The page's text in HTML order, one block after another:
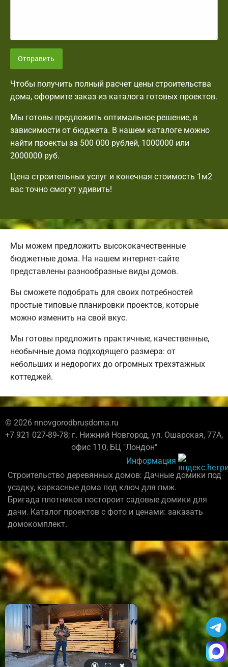
Отправить
Чтобы получить полный расчет цены строительства
дома, оформите заказ из каталога готовых проектов.
Мы готовы предложить оптимальное решение, в
зависимости от бюджета. В нашем каталоге можно
найти проекты за 500 000 рублей, 1000000 или
2000000 руб.
Цена строительных услуг и конечная стоимость 1м2
вас точно смогут удивить!
Мы можем предложить высококачественные
бюджетные дома. На нашем интернет-сайте
представлены разнообразные виды домов.
Вы сможете подобрать для своих потребностей
простые типовые планировки проектов, которые
можно изменить на свой вкус.
Мы готовы предложить практичные, качественные,
необычные дома подходящего размера: от
небольших и недорогих до огромных трехэтажных
коттеджей.
© 2026 nnovgorodbrusdoma.ru
+7 921 027-89-78; г. Нижний Новгород, ул. Ошарская, 77А,
офис 110, БЦ "Лондон"
Информация
Строительство деревянных домов: Дачные домики под
усадку, каркасные дома под ключ для пмж.
Бригада плотников постороит садовые домики для
дачи. Каталог проектов с фото и ценами: заказать
домокомплект.